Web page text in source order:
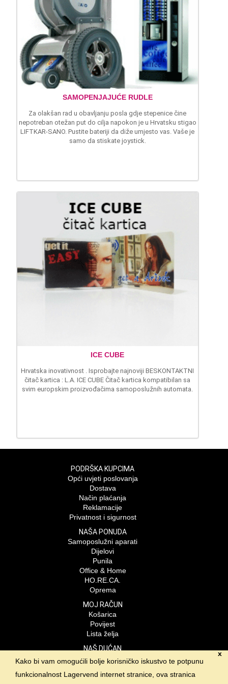
SAMOPENJAJUĆE RUDLE
Za olakšan rad u obavljanju posla gdje stepenice čine
nepotreban otežan put do cilja napokon je u Hrvatsku stigao
LIFTKAR-SANO. Pustite bateriji da diže umjesto vas. Vaše je
samo da stiskate joystick.
ICE CUBE
Hrvatska inovativnost . Isprobajte najnoviji BESKONTAKTNI
čitač kartica : L.A. ICE CUBE Čitač kartica kompatibilan sa
svim europskim proizvođačima samoposlužnih automata.
PODRŠKA KUPCIMA
Opći uvjeti poslovanja
Dostava
Način plaćanja
Reklamacije
Privatnost i sigurnost
NAŠA PONUDA
Samoposlužni aparati
Dijelovi
Punila
Office & Home
HO.RE.CA.
Oprema
MOJ RAČUN
Košarica
Povijest
Lista želja
NAŠ DUĆAN
Lagervend d.o.o.
Braće Radić 23- odvojak
Velika Gorica
x
Kako bi vam omogućili bolje korisničko iskustvo te potpunu
funkcionalnost Lagervend internet stranice, ova stranica